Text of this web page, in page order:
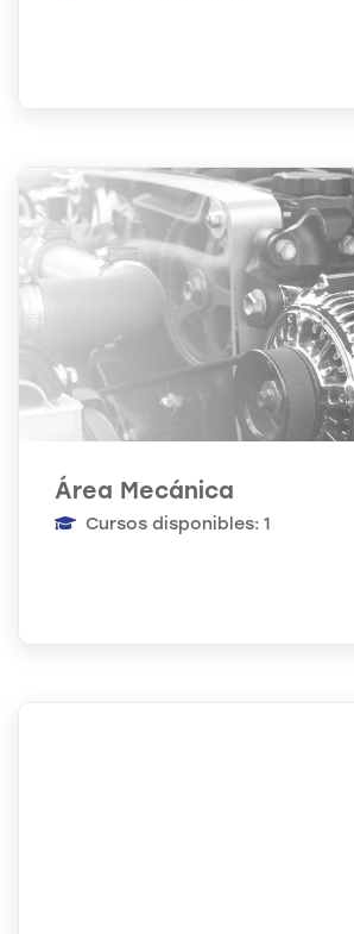
Área Mecánica
Cursos disponibles: 1